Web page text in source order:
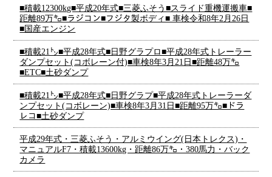
■積載12300kg■平成20年式■三菱ふそう■スライド重機運搬車■
距離89万㌔■ラジコン■フジタ製ボディ■ 車検令和8年2月26日
■国産エンジン
■積載21㌧■平成28年式■日野グラプロ■平成28年式トレーラー
ダンプセット(コボレーン付)■車検8年3月21日■距離48万㌔
■ETC■土砂ダンプ
■積載21㌧■平成28年式■日野グラプ■平成28年式トレーラーダ
ンプセット(コボレーン)■車検8年3月31日■距離95万㌔■ドラ
レコ■土砂ダンプ
平成29年式・三菱ふそう・アルミウイング(日本トレクス)・
マニュアルF7・積載13600kg・距離86万㌔・380馬力・バック
カメラ